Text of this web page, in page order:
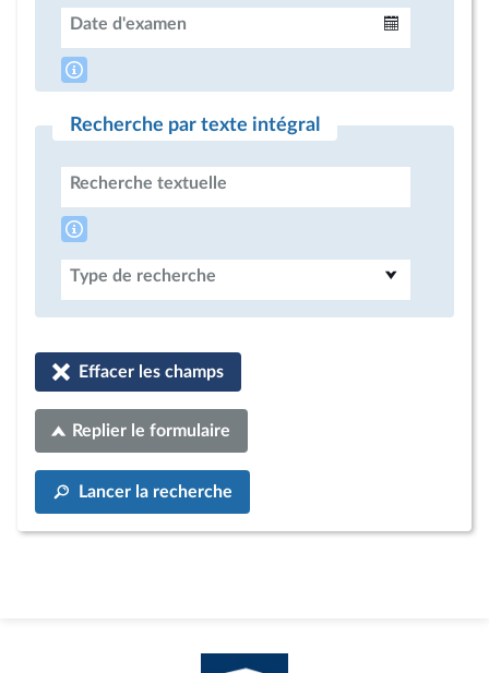
Date d'examen
Recherche par texte intégral
Recherche textuelle
Type de recherche
Effacer les champs
Replier le formulaire
Lancer la recherche